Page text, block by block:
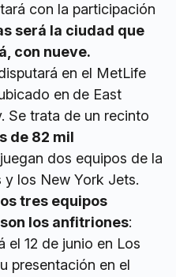
con la participación
será la ciudad que
con nueve.
en el MetLife
en de East
Se trata de un recinto
de 82 mil
dos equipos de la
y los New York Jets.
tres equipos
los anfitriones:
el 12 de junio en Los
presentación en el